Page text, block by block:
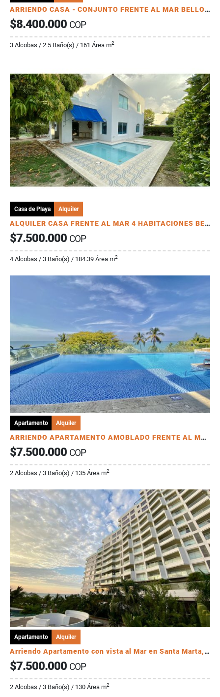
ARRIENDO CASA - CONJUNTO FRENTE AL MAR BELLO HORIZONTE SANTA MARTA
$8.400.000 COP
3 Alcobas / 2.5 Baño(s) / 161 Área m2
Casa de Playa Alquiler
ALQUILER CASA FRENTE AL MAR 4 HABITACIONES BELLO HORIZONTE SANTA MARTA
$7.500.000 COP
4 Alcobas / 3 Baño(s) / 184.39 Área m2
Apartamento Alquiler
ARRIENDO APARTAMENTO AMOBLADO FRENTE AL MAR BELLO HORIZONTE
$7.500.000 COP
2 Alcobas / 3 Baño(s) / 135 Área m2
Apartamento Alquiler
Arriendo Apartamento con vista al Mar en Santa Marta, Colombia.
$7.500.000 COP
2 Alcobas / 3 Baño(s) / 130 Área m2